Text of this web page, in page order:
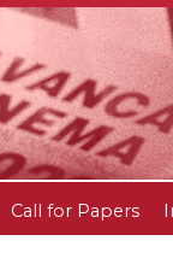
Call for Papers